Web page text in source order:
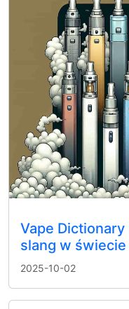
Vape
slang w
2025-10-02